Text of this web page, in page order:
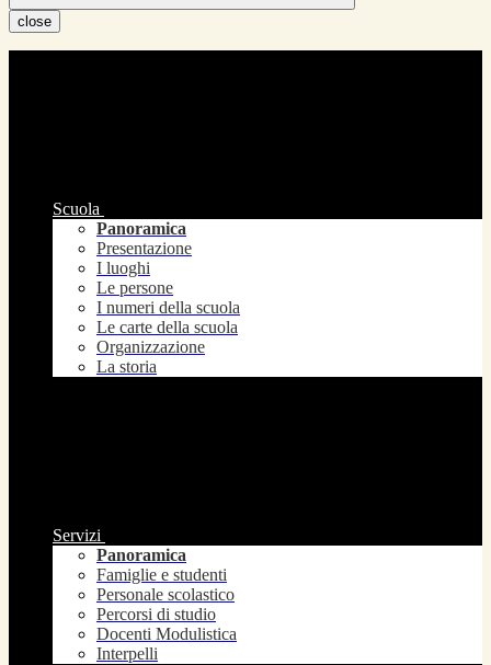
close
Scuola
Panoramica
Presentazione
I luoghi
Le persone
I numeri della scuola
Le carte della scuola
Organizzazione
La storia
Servizi
Panoramica
Famiglie e studenti
Personale scolastico
Percorsi di studio
Docenti Modulistica
Interpelli